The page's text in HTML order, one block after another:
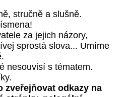
stručně a slušně.
za jejich názory,
sprostá slova... Umíme
nesouvisí s tématem.
zveřejňovat odkazy na